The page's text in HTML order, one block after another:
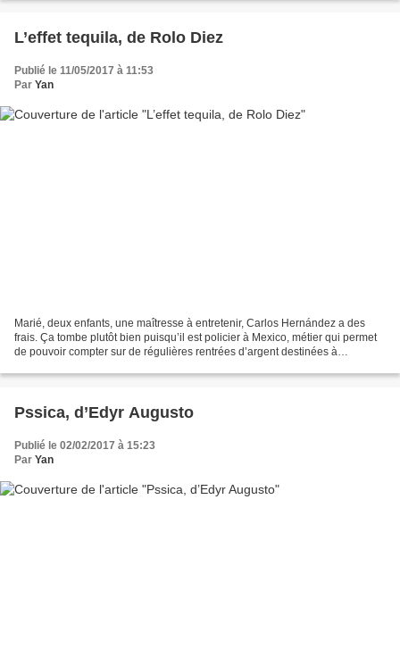
L’effet tequila, de Rolo Diez
Publié le 11/05/2017 à 11:53
Par Yan
Marié, deux enfants, une maîtresse à entretenir, Carlos Hernández a des
frais. Ça tombe plutôt bien puisqu’il est policier à Mexico, métier qui permet
de pouvoir compter sur de régulières rentrées d’argent destinées à
Pssica, d’Edyr Augusto
Publié le 02/02/2017 à 15:23
Par Yan